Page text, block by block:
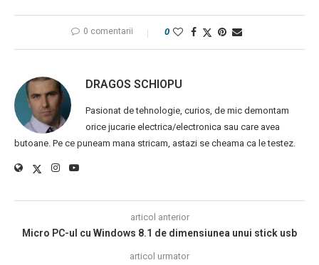
0 comentarii 0
DRAGOS SCHIOPU
Pasionat de tehnologie, curios, de mic demontam
orice jucarie electrica/electronica sau care avea
butoane. Pe ce puneam mana stricam, astazi se cheama ca le testez.
articol anterior
Micro PC-ul cu Windows 8.1 de dimensiunea unui stick usb
articol urmator